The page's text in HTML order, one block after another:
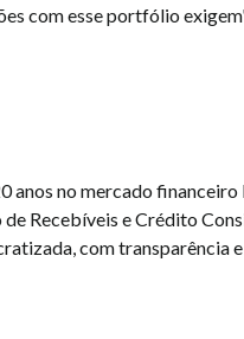
com esse portfólio
anos no mercado
Recebíveis e Crédito
com transparência